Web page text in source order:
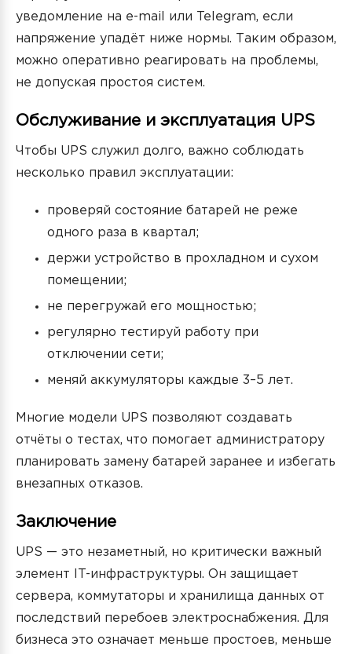
уведомление на e-mail или Telegram, если
напряжение упадёт ниже нормы. Таким образом,
можно оперативно реагировать на проблемы,
не допуская простоя систем.
Обслуживание и эксплуатация UPS
Чтобы UPS служил долго, важно соблюдать
несколько правил эксплуатации:
проверяй состояние батарей не реже
одного раза в квартал;
держи устройство в прохладном и сухом
помещении;
не перегружай его мощностью;
регулярно тестируй работу при
отключении сети;
меняй аккумуляторы каждые 3–5 лет.
Многие модели UPS позволяют создавать
отчёты о тестах, что помогает администратору
планировать замену батарей заранее и избегать
внезапных отказов.
Заключение
UPS — это незаметный, но критически важный
элемент IT-инфраструктуры. Он защищает
сервера, коммутаторы и хранилища данных от
последствий перебоев электроснабжения. Для
бизнеса это означает меньше простоев, меньше